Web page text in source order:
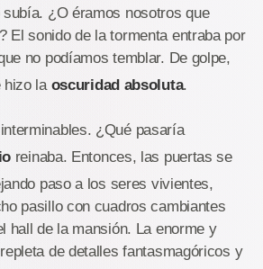
¿O éramos nosotros que
El sonido de la tormenta entraba por
no podíamos temblar. De golpe,
hizo la oscuridad absoluta.
¿Qué pasaría
reinaba. Entonces, las puertas se
paso a los seres vivientes,
pasillo con cuadros cambiantes
hall de la mansión. La enorme y
de detalles fantasmagóricos y